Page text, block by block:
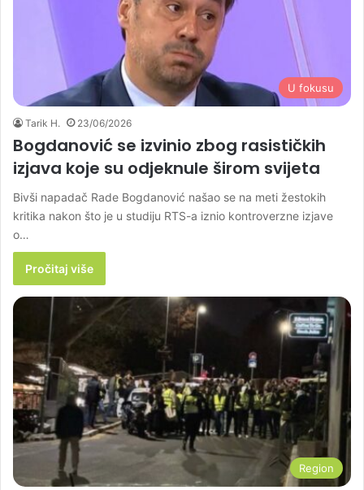
U fokusu
Tarik H. 23/06/2026
Bogdanović se izvinio zbog rasističkih
izjava koje su odjeknule širom svijeta
Bivši napadač Rade Bogdanović našao se na meti žestokih
kritika nakon što je u studiju RTS-a iznio kontroverzne izjave
o…
Pročitaj više
Region